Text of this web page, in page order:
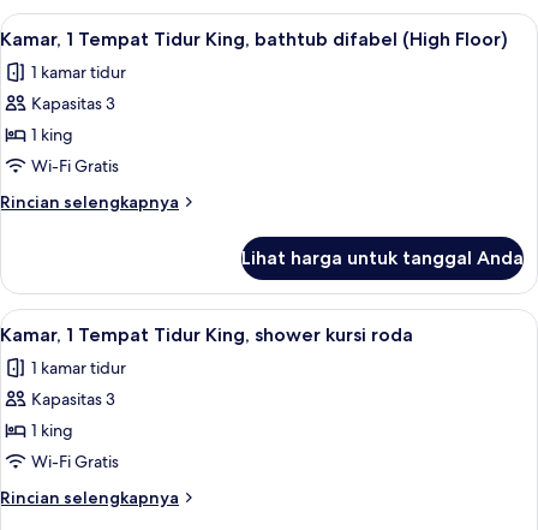
difabel
Tempat
King,
bathtub
Lihat
semua
foto
untuk
Kamar,
1
Tempat
Tidur
bathtub
difabel
(High
Floor)
Brankas, meja kerja, ruang kerja
5
Kamar, 1 Tempat Tidur King, bathtub difabel (High Floor)
1 kamar tidur
Kapasitas 3
1 king
Wi-Fi Gratis
Rincian selengkapnya
Rincian
Kamar,
Tempat
King,
bathtub
(High
Floor)
Lihat harga untuk tanggal Anda
Lihat
semua
foto
untuk
Kamar,
1
Tempat
Tidur
Brankas, meja kerja, ruang kerja
8
Kamar, 1 Tempat Tidur King, shower kursi roda
1 kamar tidur
Kapasitas 3
1 king
Wi-Fi Gratis
Rincian selengkapnya
Rincian